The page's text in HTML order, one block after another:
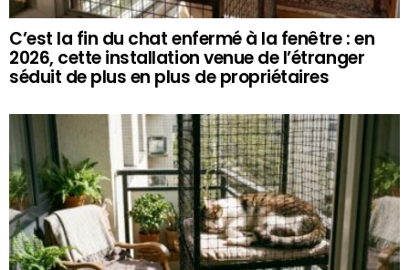
C’est la fin du chat enfermé à la fenêtre : en
2026, cette installation venue de l’étranger
séduit de plus en plus de propriétaires